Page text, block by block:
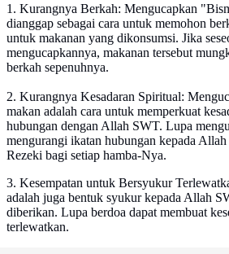
1. Kurangnya Berkah: Mengucapkan
dianggap sebagai cara untuk memohon
untuk makanan yang dikonsumsi. Jika
mengucapkannya, makanan tersebut
berkah sepenuhnya.
2. Kurangnya Kesadaran Spiritual:
makan adalah cara untuk memperkuat
hubungan dengan Allah SWT. Lupa
mengurangi ikatan hubungan kepada
Rezeki bagi setiap hamba-Nya.
3. Kesempatan untuk Bersyukur
adalah juga bentuk syukur kepada Allah
diberikan. Lupa berdoa dapat membuat
terlewatkan.